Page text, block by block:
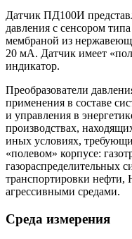
Датчик ПД100И
давления с сенсором
мембраной из
20 мА. Датчик имеет
индикатор.
Преобразователи
применения в составе
и управления в
производствах,
иных условиях,
«полевом» корпусе:
газораспределительных
транспортировки нефти,
агрессивными средами.
Среда измерения